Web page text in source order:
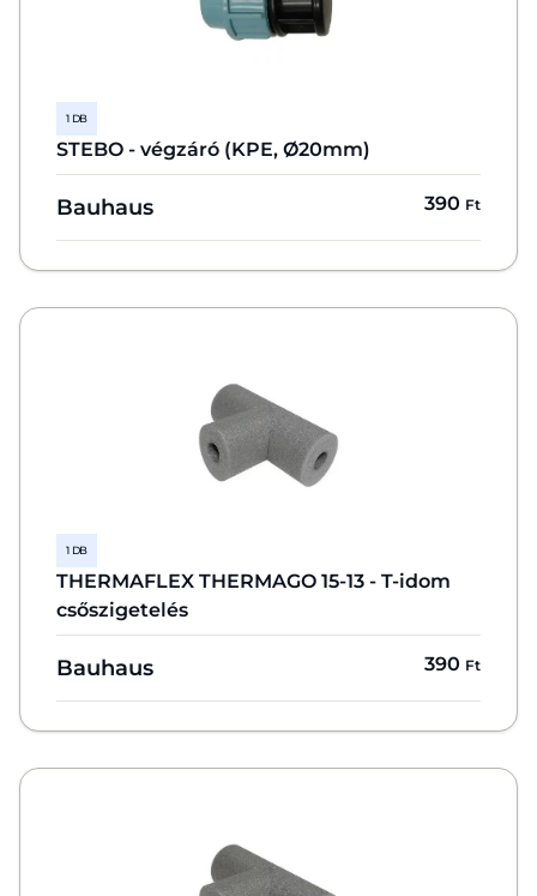
1 DB
STEBO - végzáró (KPE, Ø20mm)
Bauhaus 390 Ft
1 DB
THERMAFLEX THERMAGO 15-13 - T-idom
csőszigetelés
Bauhaus 390 Ft